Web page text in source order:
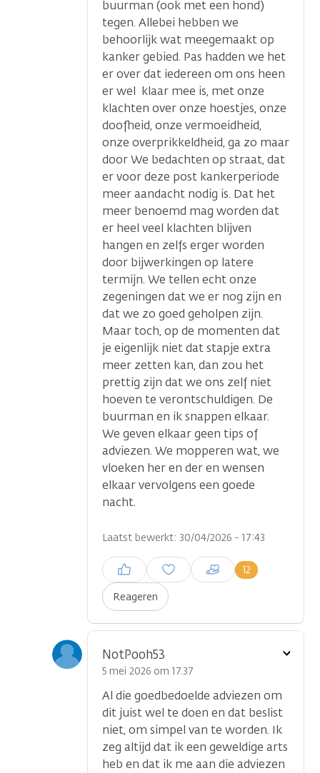
buurman (ook met een hond)
tegen. Allebei hebben we
behoorlijk wat meegemaakt op
kanker gebied. Pas hadden we het
er over dat iedereen om ons heen
er wel klaar mee is, met onze
klachten over onze hoestjes, onze
doofheid, onze vermoeidheid,
onze overprikkeldheid, ga zo maar
door We bedachten op straat, dat
er voor deze post kankerperiode
meer aandacht nodig is. Dat het
meer benoemd mag worden dat
er heel veel klachten blijven
hangen en zelfs erger worden
door bijwerkingen op latere
termijn. We tellen echt onze
zegeningen dat we er nog zijn en
dat we zo goed geholpen zijn.
Maar toch, op de momenten dat
je eigenlijk niet dat stapje extra
meer zetten kan, dan zou het
prettig zijn dat we ons zelf niet
hoeven te verontschuldigen. De
buurman en ik snappen elkaar.
We geven elkaar geen tips of
adviezen. We mopperen wat, we
vloeken her en der en wensen
elkaar vervolgens een goede
nacht.
Laatst bewerkt: 30/04/2026 - 17:43
Reageren
12
Inloggen om een reactie te
plaatsen
NotPooh53
5 mei 2026 om 17.37
Al die goedbedoelde adviezen om
dit juist wel te doen en dat beslist
niet, om simpel van te worden. Ik
zeg altijd dat ik een geweldige arts
heb en dat ik me aan die adviezen
Toon